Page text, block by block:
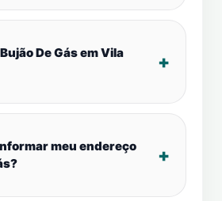
De Gás em Vila
meu endereço